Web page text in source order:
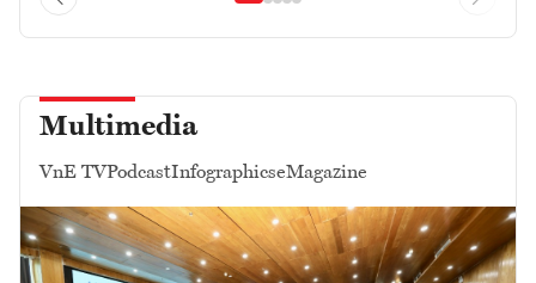
Multimedia
VnE TVPodcastInfographicseMagazine